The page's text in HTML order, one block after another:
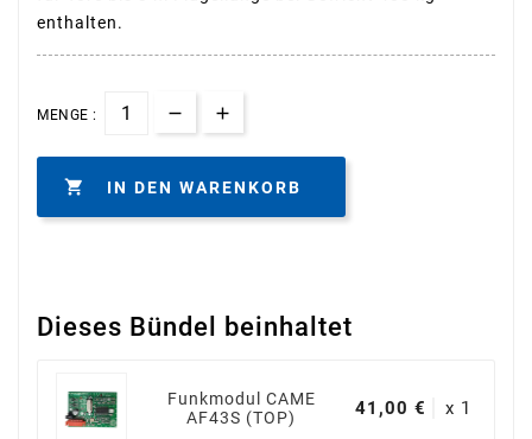
enthalten.
MENGE :
 IN DEN WARENKORB
Dieses Bündel beinhaltet
Funkmodul CAME
AF43S (TOP)
41,00 € x 1